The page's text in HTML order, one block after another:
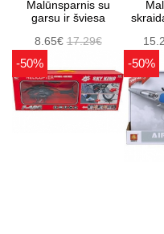
Malūnsparnis su
garsu ir šviesa
8.65€17.29€
-50% -50%